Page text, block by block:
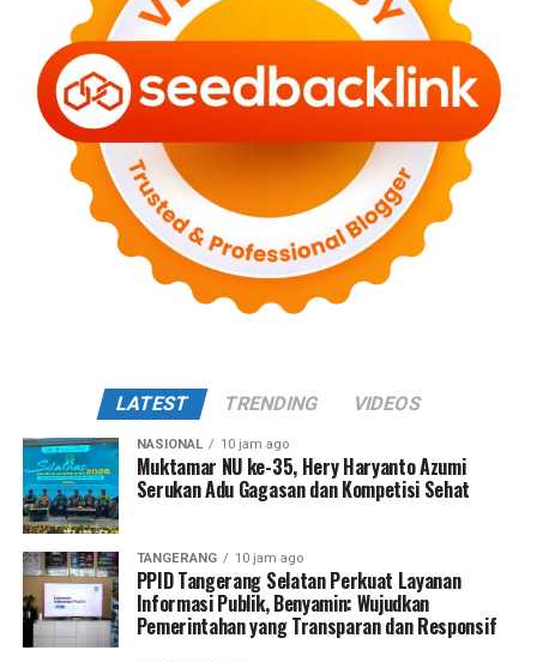
LATEST TRENDING VIDEOS
NASIONAL 10 jam ago
Muktamar NU ke-35, Hery Haryanto Azumi
Serukan Adu Gagasan dan Kompetisi Sehat
TANGERANG 10 jam ago
PPID Tangerang Selatan Perkuat Layanan
Informasi Publik, Benyamin: Wujudkan
Pemerintahan yang Transparan dan Responsif